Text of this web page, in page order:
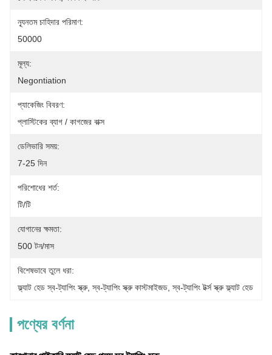
ন্যূনতম চাহিদার পরিমাণ:
50000
মূল্য:
Negontiation
প্যাকেজিং বিবরণ:
প্লাস্টিকের ব্যাগ / কাগজের বাক্স
ডেলিভারি সময়:
7-25 দিন
পরিশোধের শর্ত:
টি/টি
যোগানের ক্ষমতা:
500 টন/মাস
বিশেষভাবে তুলে ধরা:
ফ্ল্যাট হেড স্ব-ট্যাপিং স্ক্রু, স্ব-ট্যাপিং স্ক্রু কাস্টমাইজড , স্ব-ট্যাপিং টর্ক্স স্ক্রু ফ্ল্যাট হেড
পণ্যের বর্ণনা